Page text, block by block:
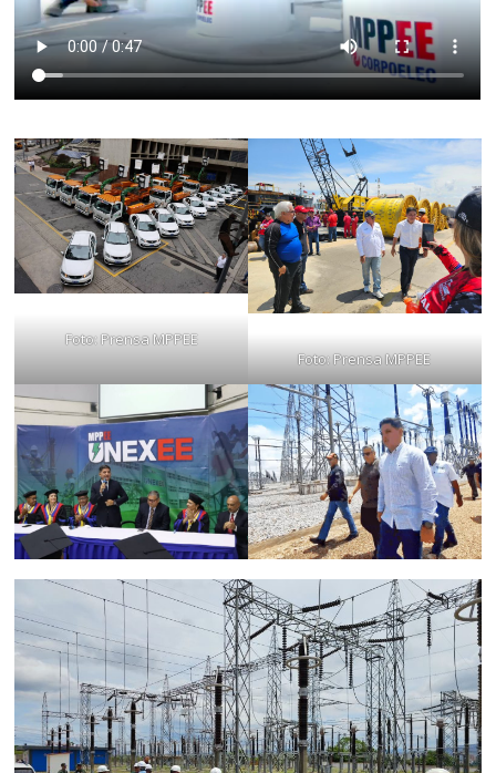
Foto: Prensa MPPEE
Foto: Prensa MPPEE